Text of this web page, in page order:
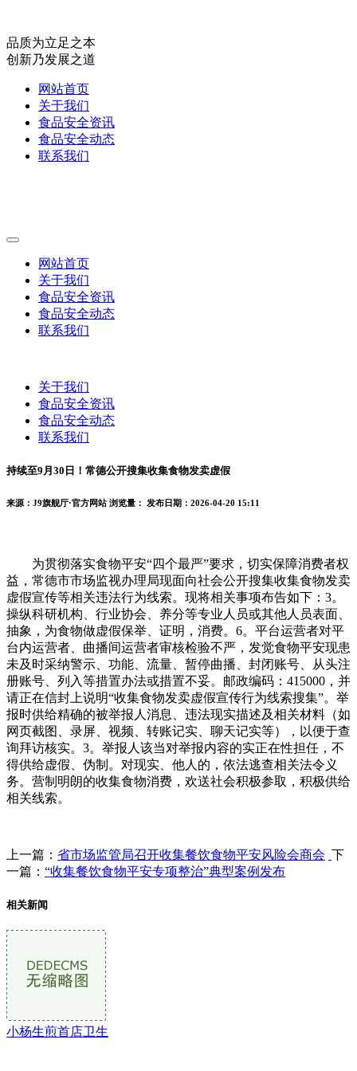
品质为立足之本
创新乃发展之道
网站首页
关于我们
食品安全资讯
食品安全动态
联系我们
网站首页
关于我们
食品安全资讯
食品安全动态
联系我们
关于我们
食品安全资讯
食品安全动态
联系我们
持续至9月30日！常德公开搜集收集食物发卖虚假
来源：J9旗舰厅·官方网站 浏览量： 发布日期：2026-04-20 15:11
为贯彻落实食物平安“四个最严”要求，切实保障消费者权
益，常德市市场监视办理局现面向社会公开搜集收集食物发卖
虚假宣传等相关违法行为线索。现将相关事项布告如下：3。
操纵科研机构、行业协会、养分等专业人员或其他人员表面、
抽象，为食物做虚假保举、证明，消费。6。平台运营者对平
台内运营者、曲播间运营者审核检验不严，发觉食物平安现患
未及时采纳警示、功能、流量、暂停曲播、封闭账号、从头注
册账号、列入等措置办法或措置不妥。邮政编码：415000，并
请正在信封上说明“收集食物发卖虚假宣传行为线索搜集”。举
报时供给精确的被举报人消息、违法现实描述及相关材料（如
网页截图、录屏、视频、转账记实、聊天记实等），以便于查
询拜访核实。3。举报人该当对举报内容的实正在性担任，不
得供给虚假、伪制。对现实、他人的，依法逃查相关法令义
务。营制明朗的收集食物消费，欢送社会积极参取，积极供给
相关线索。
上一篇： 省市场监管局召开收集餐饮食物平安风险会商会 下
一篇： “收集餐饮食物平安专项整治”典型案例发布
相关新闻
小杨生煎首店卫生